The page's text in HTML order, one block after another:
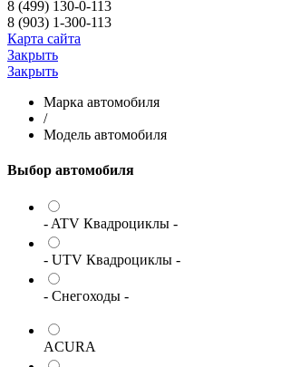
8 (499) 130-0-113
8 (903) 1-300-113
Карта сайта
Закрыть
Закрыть
Марка автомобиля
/
Модель автомобиля
Выбор автомобиля
- ATV Квадроциклы -
- UTV Квадроциклы -
- Снегоходы -
ACURA